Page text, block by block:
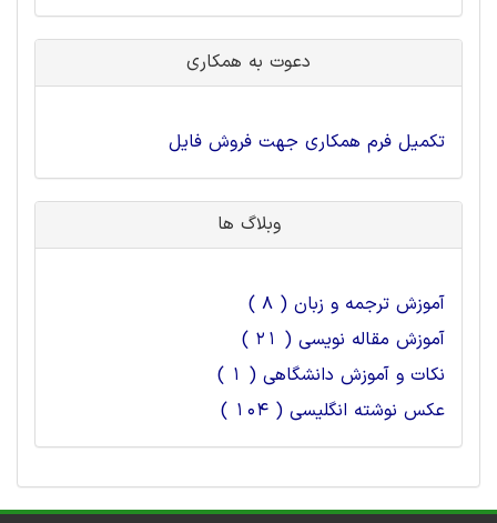
دعوت به همکاری
تکمیل فرم همکاری جهت فروش فایل
وبلاگ ها
آموزش ترجمه و زبان ( 8 )
آموزش مقاله نویسی ( 21 )
نکات و آموزش دانشگاهی ( 1 )
عکس نوشته انگلیسی ( 104 )